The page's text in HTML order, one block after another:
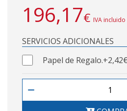
196,17€ IVA incluido
SERVICIOS ADICIONALES
Papel de Regalo.+2,42€